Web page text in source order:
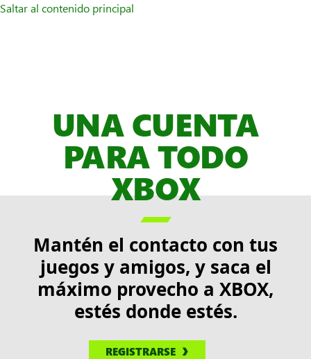
Saltar al contenido principal
UNA CUENTA
PARA TODO
XBOX

Mantén el contacto con tus
juegos y amigos, y saca el
máximo provecho a XBOX,
estés donde estés.
REGISTRARSE